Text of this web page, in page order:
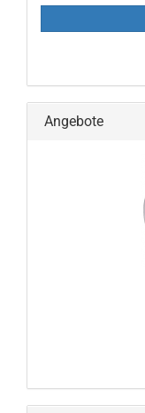
Angebote